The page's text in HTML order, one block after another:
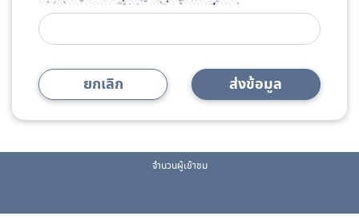
ยกเลิก ส่งข้อมูล
จำนวนผู้เข้าชม